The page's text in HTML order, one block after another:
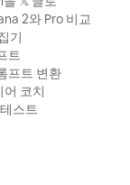
터, 네온
지, 과도
드 전체
사이드바,
각 패
: Rich
berry
일의 브
2와 Pro 비교
기
트
프트 변환
어 코치
스트